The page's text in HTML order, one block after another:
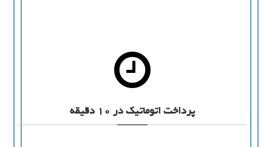
پرداخت اتوماتیک در 10 دقیقه